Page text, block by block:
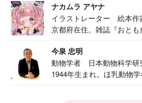
ナカムラ アヤナ
イラストレーター 絵本作
京都府在住。雑誌『おと
今泉 忠明
動物学者 日本動物科学
1944年生まれ。ほ乳動物